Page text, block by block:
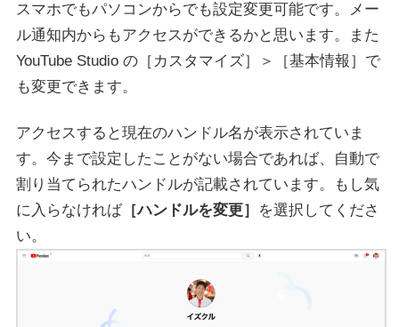
スマホでもパソコンからでも設定変更可能です。メー
ル通知内からもアクセスができるかと思います。また
YouTube Studio の［カスタマイズ］＞［基本情報］で
も変更できます。
アクセスすると現在のハンドル名が表示されていま
す。今まで設定したことがない場合であれば、自動で
割り当てられたハンドルが記載されています。もし気
に入らなければ［ハンドルを変更］
を選択してくださ
い。